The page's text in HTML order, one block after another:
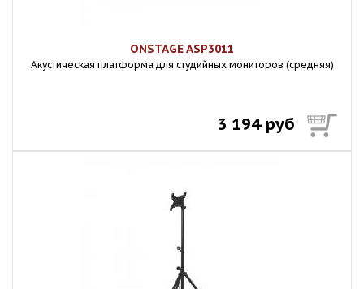
ONSTAGE ASP3011
Акустическая платформа для студийных мониторов (средняя)
3 194 руб